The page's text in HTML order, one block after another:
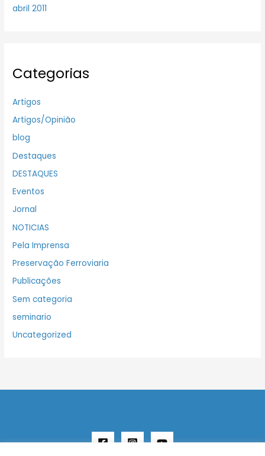
abril 2011
Categorias
Artigos
Artigos/Opinião
blog
Destaques
DESTAQUES
Eventos
Jornal
NOTICIAS
Pela Imprensa
Preservação Ferroviaria
Publicações
Sem categoria
seminario
Uncategorized